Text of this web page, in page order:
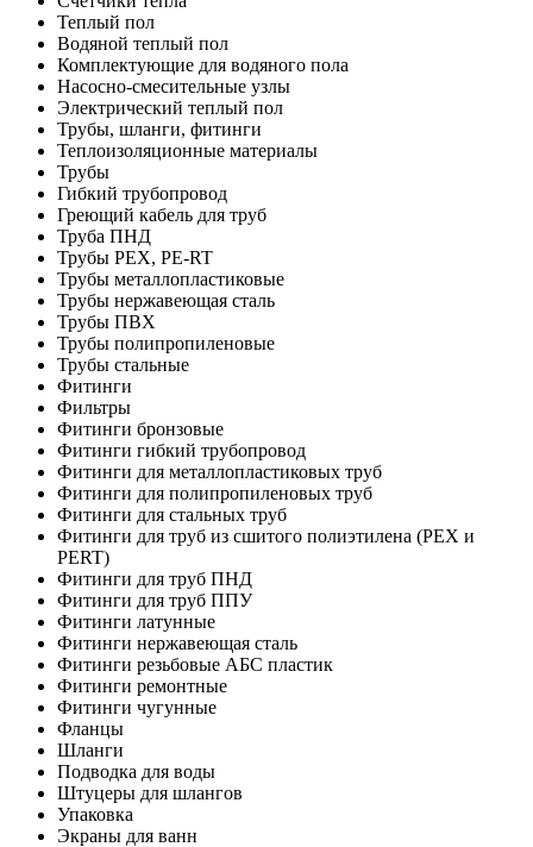
Теплый пол
Водяной теплый пол
Комплектующие для водяного пола
Насосно-смесительные узлы
Электрический теплый пол
Трубы, шланги, фитинги
Теплоизоляционные материалы
Трубы
Гибкий трубопровод
Греющий кабель для труб
Труба ПНД
Трубы PEX, PE-RT
Трубы металлопластиковые
Трубы нержавеющая сталь
Трубы ПВХ
Трубы полипропиленовые
Трубы стальные
Фитинги
Фильтры
Фитинги бронзовые
Фитинги гибкий трубопровод
Фитинги для металлопластиковых труб
Фитинги для полипропиленовых труб
Фитинги для стальных труб
Фитинги для труб из сшитого полиэтилена (PEX и
PERT)
Фитинги для труб ПНД
Фитинги для труб ППУ
Фитинги латунные
Фитинги нержавеющая сталь
Фитинги резьбовые АБС пластик
Фитинги ремонтные
Фитинги чугунные
Фланцы
Шланги
Подводка для воды
Штуцеры для шлангов
Упаковка
Экраны для ванн